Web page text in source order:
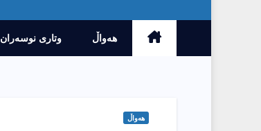
هەواڵ وتارى نوسەران
هەواڵ